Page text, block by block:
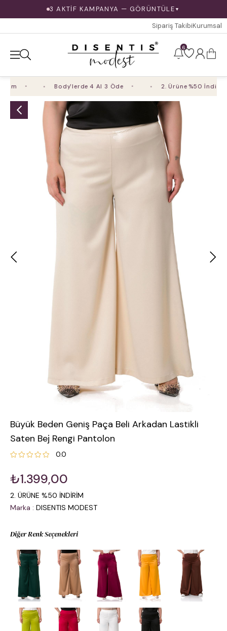
3 AKTİF KAMPANYA — GÖRÜNTÜLE ▼
Sipariş TakibiKurumsal
6
Body'lerde 4 Al 3 Öde 2. Ürüne %50 İndirim
Büyük Beden Geniş Paça Beli Arkadan Lastikli
Saten Bej Rengi Pantolon
0.0
₺1.399,00
2. ÜRÜNE %50 İNDİRİM
Marka : DISENTIS MODEST
Diğer Renk Seçenekleri